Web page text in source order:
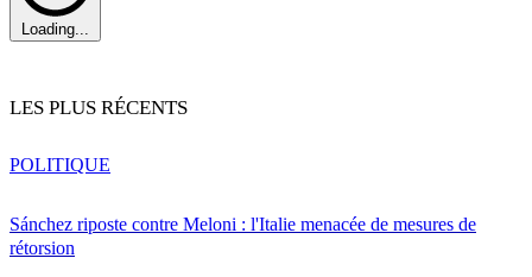
Loading...
LES PLUS RÉCENTS
Sánchez riposte contre Meloni : l'Italie menacée de mesures de
rétorsion
POLITIQUE